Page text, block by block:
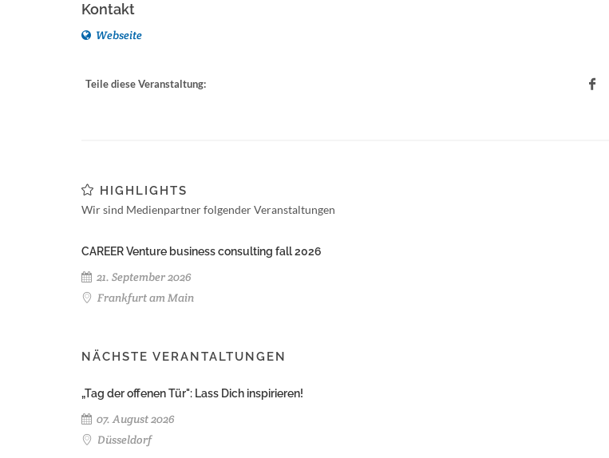
Kontakt
Webseite
Teile diese Veranstaltung:
HIGHLIGHTS
Wir sind Medienpartner folgender Veranstaltungen
CAREER Venture business consulting fall 2026
21. September 2026
Frankfurt am Main
NÄCHSTE VERANTALTUNGEN
„Tag der offenen Tür": Lass Dich inspirieren!
07. August 2026
Düsseldorf